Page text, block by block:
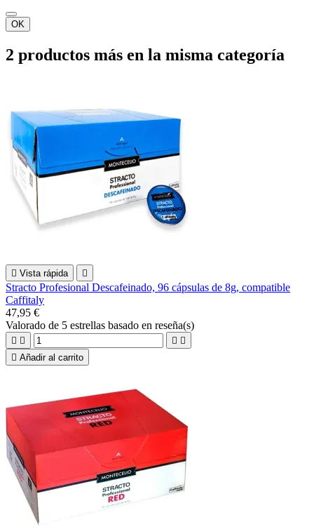
OK
2 productos más en la misma categoría
 Vista rápida 
Stracto Profesional Descafeinado, 96 cápsulas de 8g, compatible
Caffitaly
47,95 €
Valorado de 5 estrellas basado en reseña(s)
   
 Añadir al carrito